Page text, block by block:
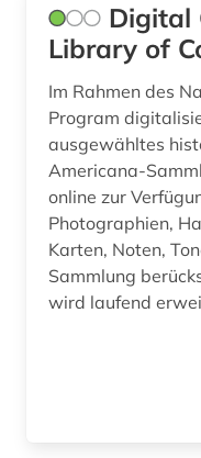
niederlande (1)
orientalistik (1)
Digital
Library of
Im Rahmen des
Program
ausgewähltes
Americana-
online zur Verfügung. Digitalisiert
Photographien,
Karten, Noten,
Sammlung
wird laufend